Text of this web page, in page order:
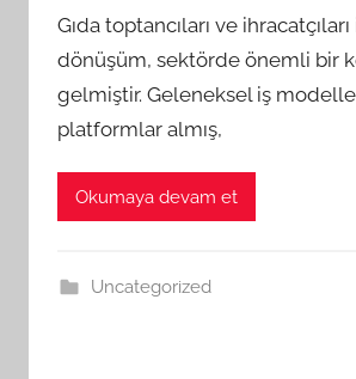
Gıda toptancıları ve
dönüşüm, sektörde önemli bir
gelmiştir. Geleneksel iş
platformlar almış,
Okumaya devam et
Uncategorized